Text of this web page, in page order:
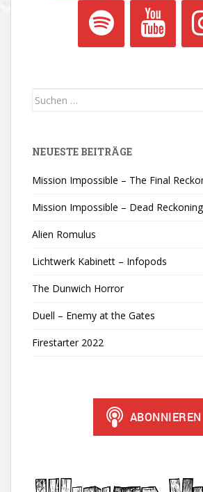
Suchen
NEUESTE BEITRÄGE
Mission Impossible – The Final
Mission Impossible – Dead
Alien Romulus
Lichtwerk Kabinett – Infopods
The Dunwich Horror
Duell – Enemy at the Gates
Firestarter 2022